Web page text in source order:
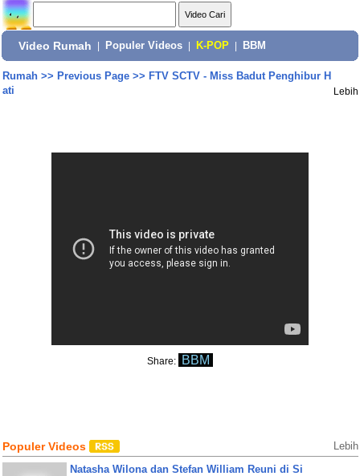
Video Rumah Populer Videos K-POP BBM
Rumah>> Previous Page>> FTV SCTV - Miss Badut Penghibur H
ati
Lebih
Share: BBM
Populer Videos Lebih
Natasha Wilona dan Stefan William Reuni di Si